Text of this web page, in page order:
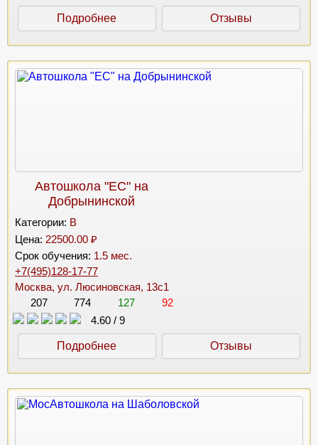
Подробнее Отзывы
Автошкола "ЕС" на
Добрынинской
Категории: B
Цена: 22500.00 ₽
Срок обучения: 1.5 мес.
+7(495)128-17-77
Москва, ул. Люсиновская, 13с1
207
774 127
92
4.60 / 9
Подробнее Отзывы